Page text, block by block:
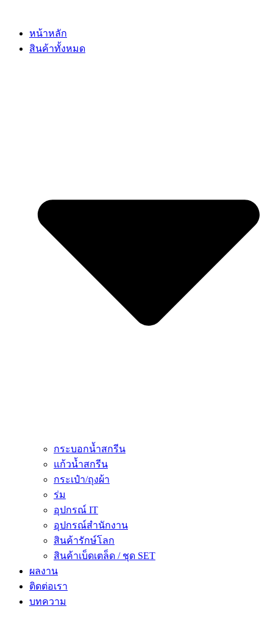
contentหน้าหลัก
สินค้าทั้งหมด
กระบอกน้ำสกรีน
แก้วน้ำสกรีน
กระเป๋า/ถุงผ้า
ร่ม
อุปกรณ์ IT
อุปกรณ์สำนักงาน
สินค้ารักษ์โลก
สินค้าเบ็ดเตล็ด / ชุด SET
ผลงาน
ติดต่อเรา
บทความ